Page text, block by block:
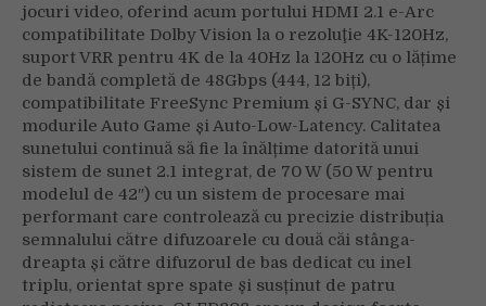
jocuri video, oferind acum portului HDMI 2.1 e-Arc
compatibilitate Dolby Vision la o rezoluţie 4K-120Hz,
suport VRR pentru 4K de la 40Hz la 120Hz cu o lățime
de bandă completă de 48Gbps (444, 12 biți),
compatibilitate FreeSync Premium și G-SYNC, dar și
modurile Auto Game și Auto-Low-Latency. Calitatea
sunetului continuă să fie la înălțime datorită unui
sistem de sunet 2.1 integrat, de 70 W (50 W pentru
modelul de 42″) cu un sistem de procesare mai
performant care controlează cu precizie distribuția
semnalului către difuzoarele cu două căi stânga-
dreapta și către difuzorul de bas dedicat cu inel
triplu, orientat spre spate şi susținut de patru